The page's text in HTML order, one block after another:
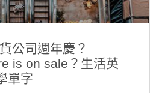
公司週年慶？
is on sale？生活英
單字